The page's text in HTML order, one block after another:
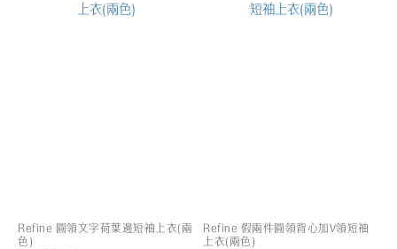
Refine 圓領文字荷葉邊短袖上衣(兩
色)
Refine 假兩件圓領背心加V領短袖
上衣(兩色)